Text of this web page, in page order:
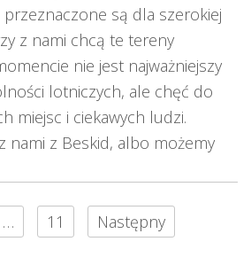
przeznaczone są dla szerokiej
z nami chcą te tereny
nie jest najważniejszy
lotniczych, ale chęć do
miejsc i ciekawych ludzi.
nami z Beskid, albo możemy
… 11 Następny